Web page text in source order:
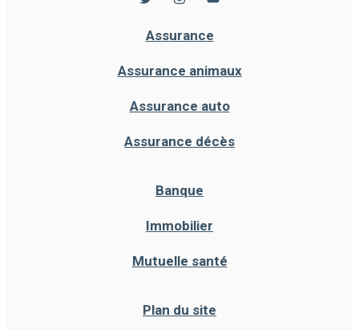
Assurance
Assurance animaux
Assurance auto
Assurance décès
Banque
Immobilier
Mutuelle santé
Plan du site